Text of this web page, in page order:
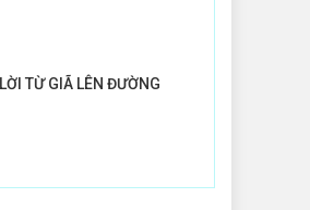
LỜI TỪ GIÃ LÊN ĐƯỜNG